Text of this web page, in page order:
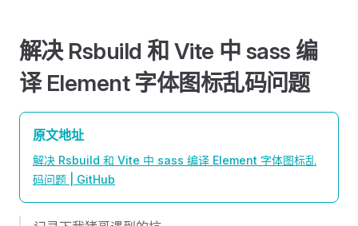
解决 Rsbuild 和 Vite 中 sass 编
译 Element 字体图标乱码问题
原文地址
解决 Rsbuild 和 Vite 中 sass 编译 Element 字体图标乱
码问题 | GitHub